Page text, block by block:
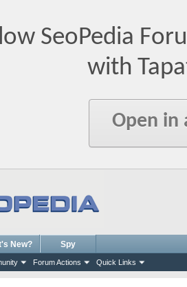
SeoPedia
with
Open in
Forum Actions Quick Links
New? Spy